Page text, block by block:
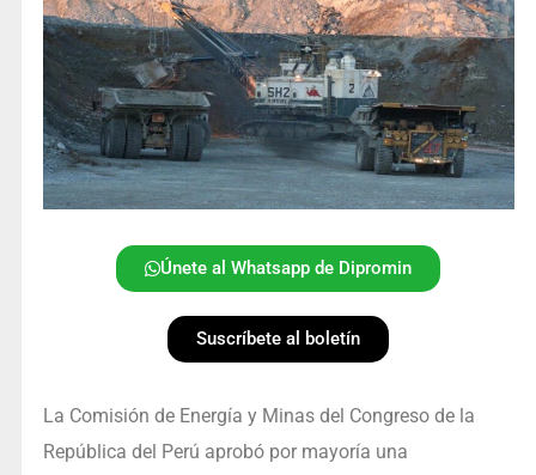
Únete al Whatsapp de Dipromin
Suscríbete al boletín
La Comisión de Energía y Minas del Congreso de la
República del Perú aprobó por mayoría una